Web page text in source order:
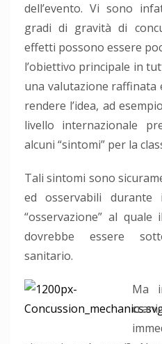
dell’evento. Vi sono
gradi di gravità di
effetti possono essere
l’obiettivo principale in
una valutazione raffinata
rendere l’idea, ad
livello internazionale
alcuni “sintomi” per la
Tali sintomi sono
ed osservabili
“osservazione” al
dovrebbe essere
sanitario.
Ma